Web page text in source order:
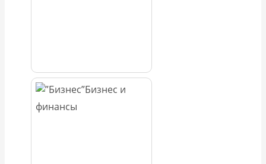
Бизнес и
финансы